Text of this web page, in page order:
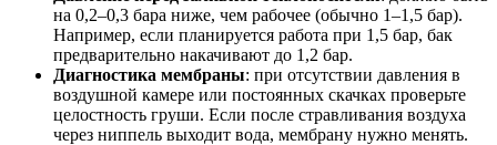
на 0,2–0,3 бара ниже, чем рабочее (обычно 1–1,5 бар).
Например, если планируется работа при 1,5 бар, бак
предварительно накачивают до 1,2 бар.
Диагностика мембраны: при отсутствии давления в
воздушной камере или постоянных скачках проверьте
целостность груши. Если после стравливания воздуха
через ниппель выходит вода, мембрану нужно менять.